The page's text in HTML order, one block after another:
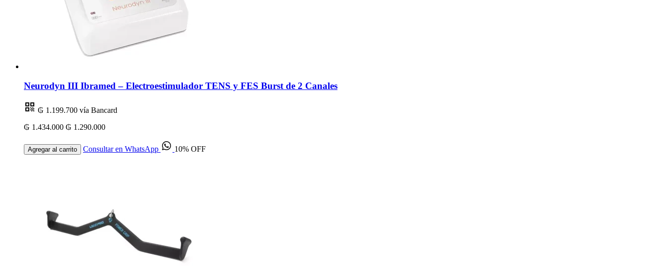
Neurodyn III Ibramed – Electroestimulador TENS y FES Burst de 2 Canales
₲ 1.199.700 vía Bancard
₲ 1.434.000 ₲ 1.290.000
Agregar al carrito Consultar en WhatsApp 10% OFF